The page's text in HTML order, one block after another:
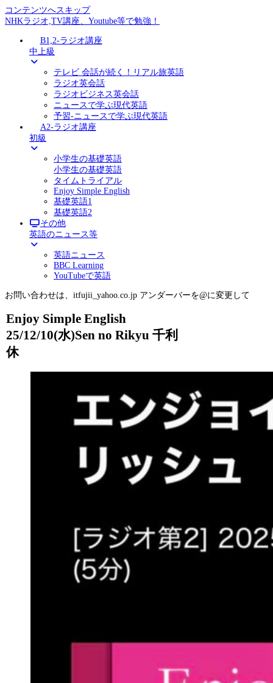
コンテンツへスキップ
NHKラジオ,TV講座、Youtube等で勉強！
B1,2-ラジオ講座
中上級
テレビ 会話が続く！リアル旅英語
ラジオ英会話
ラジオビジネス英会話
ニュースで学ぶ現代英語
予習-ニュースで学ぶ現代英語
A2-ラジオ講座
初級
小学生の基礎英語
小学生の基礎英語
タイムトライアル
Enjoy Simple English
基礎英語1
基礎英語2
その他
英語のニュース等
英語ニュース
BBC Learning
YouTubeで英語
お問い合わせは、itfujii_yahoo.co.jp アンダーバーを@に変更して
Enjoy Simple English
25/12/10(水)Sen no Rikyu 千利
休